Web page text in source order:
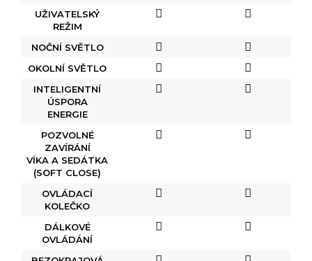
UŽIVATELSKÝ
REŽIM
NOČNÍ SVĚTLO
OKOLNÍ SVĚTLO
INTELIGENTNÍ
ÚSPORA
ENERGIE
POZVOLNÉ
ZAVÍRÁNÍ
VÍKA A SEDÁTKA
(SOFT CLOSE)
OVLÁDACÍ
KOLEČKO
DÁLKOVÉ
OVLÁDÁNÍ